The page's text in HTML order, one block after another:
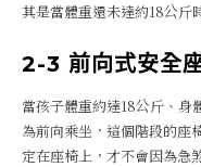
其是當體重還未達約18公斤
2-3 前向式安全
當孩子體重約達18公斤、身
為前向乘坐，這個階段的座
定在座椅上，才不會因為急